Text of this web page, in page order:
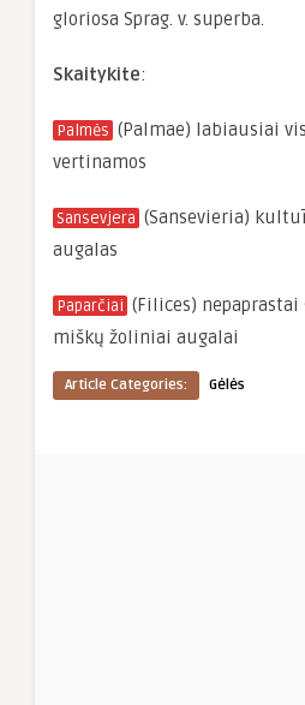
gloriosa Sprag. v. superba.
Skaitykite:
Palmės (Palmae) labiausiai
vertinamos
Sansevjera (Sansevieria)
augalas
Paparčiai (Filices)
miškų žoliniai augalai
Article Categories: Gėlės